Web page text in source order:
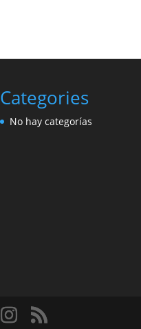
Categories
No hay categorías